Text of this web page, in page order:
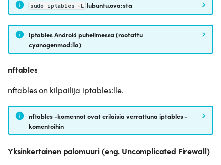
sudo iptables -L lubuntu.ova:sta
Iptables Android puhelimessa (rootattu
cyanogenmod:lla)
nftables
nftables on kilpailija iptables:lle.
nftables -komennot ovat erilaisia verrattuna iptables -
komentoihin
Yksinkertainen palomuuri (eng. Uncomplicated Firewall)